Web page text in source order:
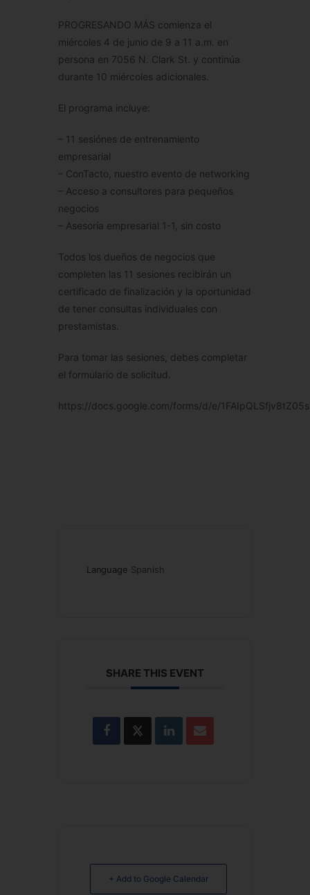
PROGRESANDO MÁS comienza el
miércoles 4 de junio de 9 a 11 a.m. en
persona en 7056 N. Clark St. y continúa
durante 10 miércoles adicionales.
El programa incluye:
– 11 sesiónes de entrenamiento
empresarial
– ConTacto, nuestro evento de networking
– Acceso a consultores para pequeños
negocios
– Asesoría empresarial 1-1, sin costo
Todos los dueños de negocios que
completen las 11 sesiones recibirán un
certificado de finalización y la oportunidad
de tener consultas individuales con
prestamistas.
Para tomar las sesiones, debes completar
el formulario de solicitud.
https://docs.google.com/forms/d/e/
Language Spanish
SHARE THIS EVENT
+ Add to Google Calendar